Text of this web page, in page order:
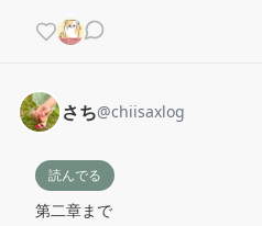
さち@chiisaxlog
読んでる
第二章まで